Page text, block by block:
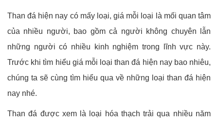
Than đá hiện nay có mấy loại, giá mỗi loại là mối quan tâm
của nhiều người, bao gồm cả người không chuyên lẫn
những người có nhiều kinh nghiệm trong lĩnh vực này.
Trước khi tìm hiểu giá mỗi loại than đá hiện nay bao nhiêu,
chúng ta sẽ cùng tìm hiểu qua về những loại than đá hiện
nay nhé.
Than đá được xem là loại hóa thạch trải qua nhiều năm